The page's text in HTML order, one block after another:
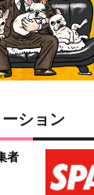
ション
者